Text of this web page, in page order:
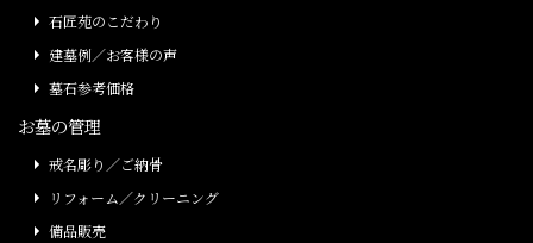
石匠苑のこだわり
建墓例／お客様の声
墓石参考価格
お墓の管理
戒名彫り／ご納骨
リフォーム／クリーニング
備品販売